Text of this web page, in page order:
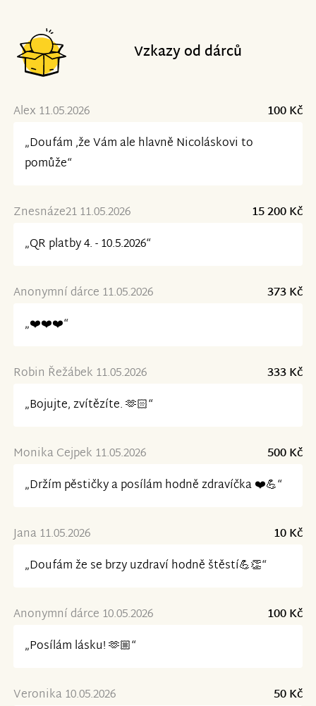
Vzkazy od dárců
Alex 11.05.2026
100 Kč
„Doufám ,že Vám ale hlavně Nicoláskovi to
pomůže“
Znesnáze21 11.05.2026
15 200 Kč
„QR platby 4. - 10.5.2026“
Anonymní dárce 11.05.2026
373 Kč
„❤️❤️❤️“
Robin Řežábek 11.05.2026
333 Kč
„Bojujte, zvítězíte. 🫶🏻“
Monika Cejpek 11.05.2026
500 Kč
„Držím pěstičky a posílám hodně zdravíčka ❤️💪“
Jana 11.05.2026
10 Kč
„Doufám že se brzy uzdraví hodně štěstí💪👏“
Anonymní dárce 10.05.2026
100 Kč
„Posílám lásku! 🫶🏼“
Veronika 10.05.2026
50 Kč